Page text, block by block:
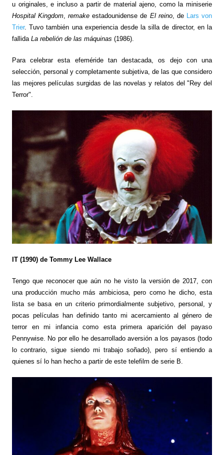
u originales, e incluso a partir de material ajeno, como la miniserie
Hospital Kingdom,remakeestadounidense de El reino, de Lars von
Trier. Tuvo también una experiencia desde la silla de director, en la
fallida La rebelión de las máquinas (1986).
Para celebrar esta efeméride tan destacada, os dejo con una
selección, personal y completamente subjetiva, de las que considero
las mejores películas surgidas de las novelas y relatos del "Rey del
Terror".
IT (1990) de Tommy Lee Wallace
Tengo que reconocer que aún no he visto la versión de 2017, con
una producción mucho más ambiciosa, pero como he dicho, esta
lista se basa en un criterio primordialmente subjetivo, personal, y
pocas películas han definido tanto mi acercamiento al género de
terror en mi infancia como esta primera aparición del payaso
Pennywise. No por ello he desarrollado aversión a los payasos (todo
lo contrario, sigue siendo mi trabajo soñado), pero sí entiendo a
quienes sí lo han hecho a partir de este telefilm de serie B.